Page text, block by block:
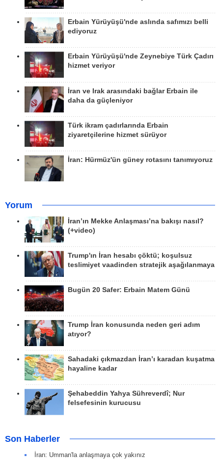
Erbain Yürüyüşü'nde aslında safımızı belli
ediyoruz
Erbain Yürüyüşü'nde Zeynebiye Türk Çadırı
hizmet veriyor
İran ve Irak arasındaki bağlar Erbain ile
daha da güçleniyor
Türk ikram çadırlarında Erbain
ziyaretçilerine hizmet sürüyor
İran: Hürmüz'ün güney rotasını tanımıyoruz
Yorum
İran’ın Mekke Anlaşması’na bakışı nasıl?
(+video)
Trump'ın İran hesabı çöktü; koşulsuz
teslimiyet vaadinden stratejik aşağılanmaya
Bugün 20 Safer: Erbain Matem Günü
Trump İran konusunda neden geri adım
atıyor?
Sahadaki çıkmazdan İran’ı karadan kuşatma
hayaline kadar
Şehabeddin Yahya Sühreverdî; Nur
felsefesinin kurucusu
Son Haberler
İran: Umman'la anlaşmaya çok yakınız